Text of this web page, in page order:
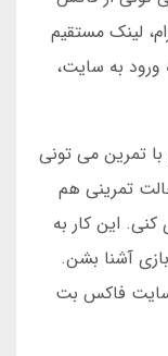
لینک مستقیم
ورود به سایت،
تمرین می تونی
تمرینی هم
این کار به
آشنا بشن.
سایت فاکس بت